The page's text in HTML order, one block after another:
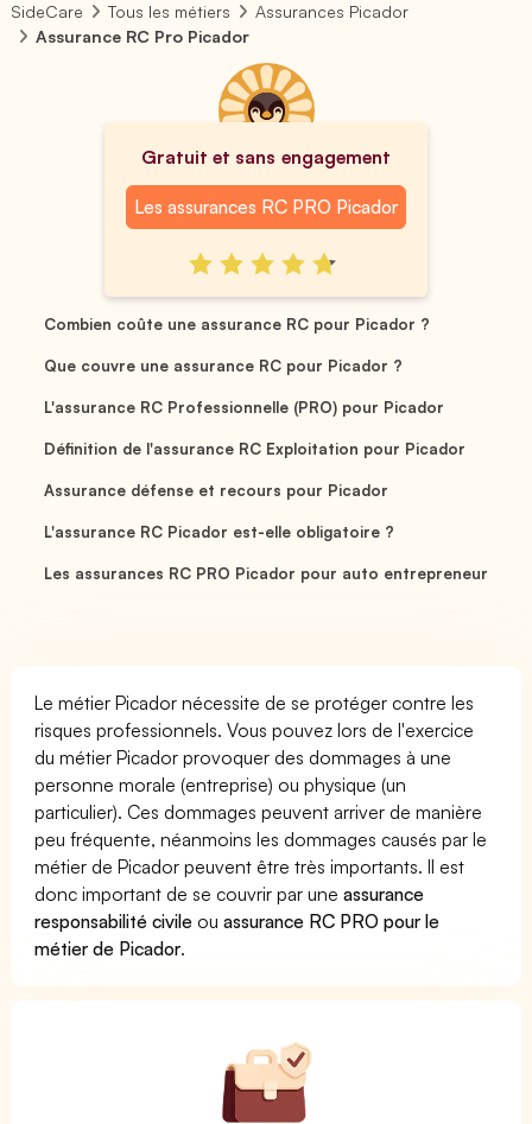
SideCare Tous les métiers
Assurances Picador
Assurance RC Pro Picador
Gratuit et sans engagement
Les assurances RC PRO Picador
Combien coûte une assurance RC pour Picador ?
Que couvre une assurance RC pour Picador ?
L'assurance RC Professionnelle (PRO) pour Picador
Définition de l'assurance RC Exploitation pour Picador
Assurance défense et recours pour Picador
L'assurance RC Picador est-elle obligatoire ?
Les assurances RC PRO Picador pour auto entrepreneur
Le métier Picador nécessite de se protéger contre les
risques professionnels. Vous pouvez lors de l'exercice
du métier Picador provoquer des dommages à une
personne morale (entreprise) ou physique (un
particulier). Ces dommages peuvent arriver de manière
peu fréquente, néanmoins les dommages causés par le
métier de Picador peuvent être très importants. Il est
donc important de se couvrir par uneassurance
responsabilité civile ouassurance RC PRO pour le
métier de Picador.